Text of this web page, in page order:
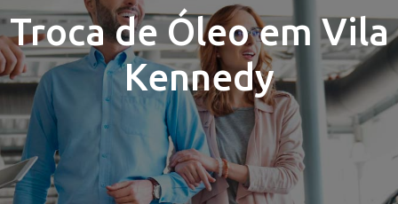
Troca de Óleo em Vila
Kennedy